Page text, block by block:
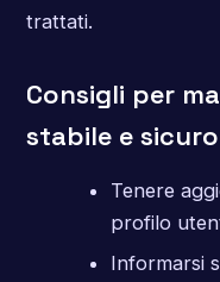
trattati.
Consigli per
stabile e sicuro
Tenere
profilo
Informarsi